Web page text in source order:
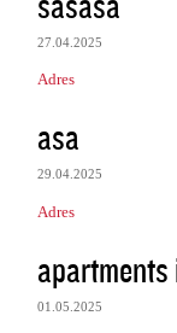
27.04.2025
Adres
asa
29.04.2025
Adres
apartments
01.05.2025